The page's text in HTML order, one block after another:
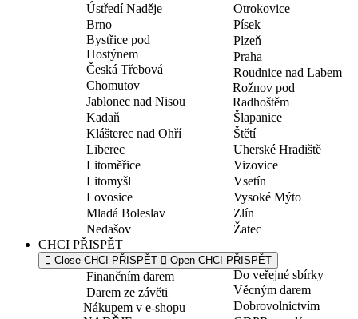
Ústředí Naděje
Brno
Bystřice pod
Hostýnem
Česká Třebová
Chomutov
Jablonec nad Nisou
Kadaň
Klášterec nad Ohří
Liberec
Litoměřice
Litomyšl
Lovosice
Mladá Boleslav
Nedašov
Otrokovice
Písek
Plzeň
Praha
Roudnice nad Labem
Rožnov pod
Radhoštěm
Šlapanice
Štětí
Uherské Hradiště
Vizovice
Vsetín
Vysoké Mýto
Zlín
Žatec
CHCI PŘISPĚT
Close CHCI PŘISPĚT Open CHCI PŘISPĚT
Finančním darem
Darem ze závěti
Nákupem v e-shopu
Do veřejné sbírky
Věcným darem
Dobrovolnictvím